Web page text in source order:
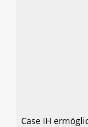
Case IH